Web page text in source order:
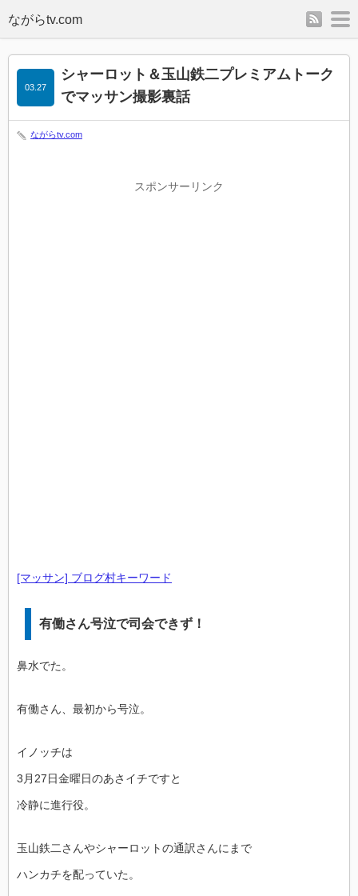
rss
シャーロット＆玉山鉄二プレミアムトーク
でマッサン撮影裏話
03.27
ながらtv.com
スポンサーリンク
[マッサン] ブログ村キーワード
有働さん号泣で司会できず！
鼻水でた。
有働さん、最初から号泣。
イノッチは
3月27日金曜日のあさイチですと
冷静に進行役。
玉山鉄二さんやシャーロットの通訳さんにまで
ハンカチを配っていた。